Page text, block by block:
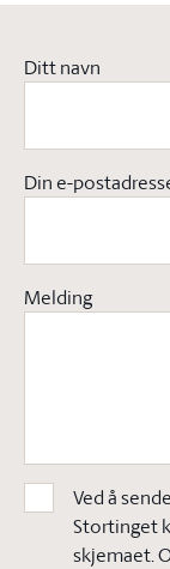
Ditt navn
Din e-
Melding
Ved å
Stortinget
skjemaet.